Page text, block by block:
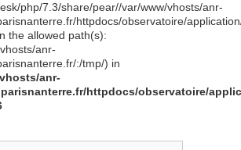
php/7.3/share/pear//var/www/vhosts/anr-
httpdocs/observatoire/
the allowed path(s):
anr-
:/tmp/) in
anr-
httpdocs/observatoire/